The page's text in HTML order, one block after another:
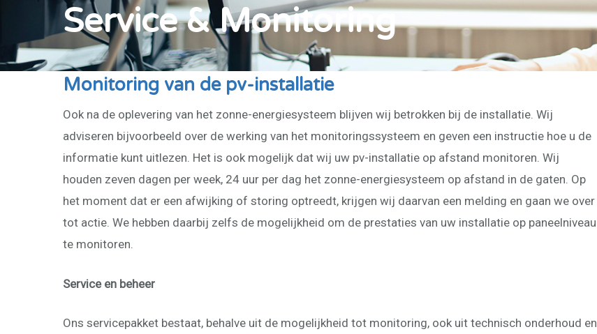
Service & Monitoring
Monitoring van de pv-installatie
Ook na de oplevering van het zonne-energiesysteem blijven wij betrokken bij de installatie. Wij
adviseren bijvoorbeeld over de werking van het monitoringssysteem en geven een instructie hoe u de
informatie kunt uitlezen. Het is ook mogelijk dat wij uw pv-installatie op afstand monitoren. Wij
houden zeven dagen per week, 24 uur per dag het zonne-energiesysteem op afstand in de gaten. Op
het moment dat er een afwijking of storing optreedt, krijgen wij daarvan een melding en gaan we over
tot actie. We hebben daarbij zelfs de mogelijkheid om de prestaties van uw installatie op paneelniveau
te monitoren.
Service en beheer
Ons servicepakket bestaat, behalve uit de mogelijkheid tot monitoring, ook uit technisch onderhoud en